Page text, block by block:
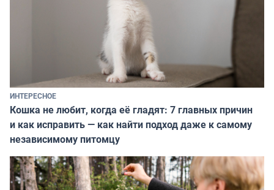
ИНТЕРЕСНОЕ
Кошка не любит, когда её гладят: 7 главных причин
и как исправить — как найти подход даже к самому
независимому питомцу